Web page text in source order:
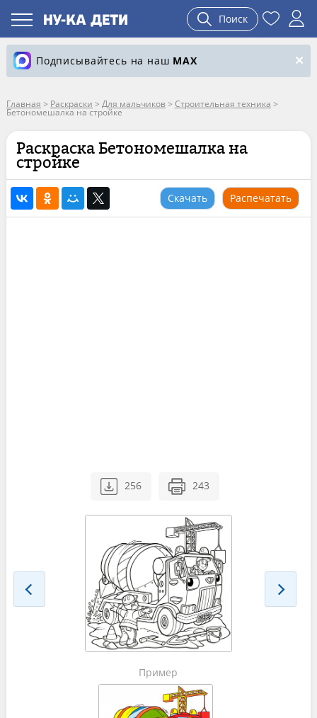
Поиск
Подписывайтесь на наш MAX
Главная > Раскраски > Для мальчиков> Строительная техника >
Бетономешалка на стройке
Раскраска Бетономешалка на
стройке
Скачать Распечатать
256 243
Пример